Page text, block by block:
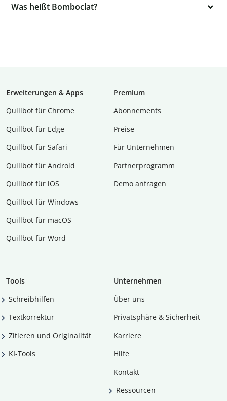
Was heißt Bomboclat?
Erweiterungen & Apps
Quillbot für Chrome
Quillbot für Edge
Quillbot für Safari
Quillbot für Android
Quillbot für iOS
Quillbot für Windows
Quillbot für macOS
Quillbot für Word
Premium
Abon­ne­ments
Preise
Für Unternehmen
Partnerprogramm
Demo anfragen
Tools
Schreibhilfen
Textkorrektur
Zitieren und Originalität
KI-Tools
Unternehmen
Über uns
Privatsphäre & Sicherheit
Karriere
Hilfe
Kontakt
Ressourcen